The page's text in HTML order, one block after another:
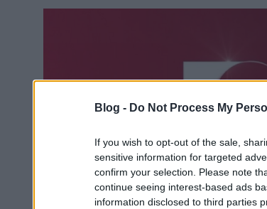
Blog - Do Not Process My
If you wish to opt-out of the sale,
sensitive information for targeted
confirm your selection. Please note
continue seeing interest-based ads
information disclosed to third parties